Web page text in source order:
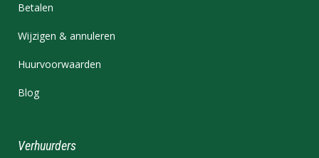
Betalen
Wijzigen & annuleren
Huurvoorwaarden
Blog
Verhuurders